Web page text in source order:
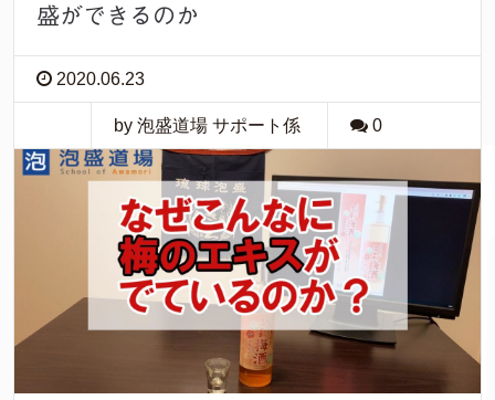
盛ができるのか
2020.06.23
by 泡盛道場 サポート係 0